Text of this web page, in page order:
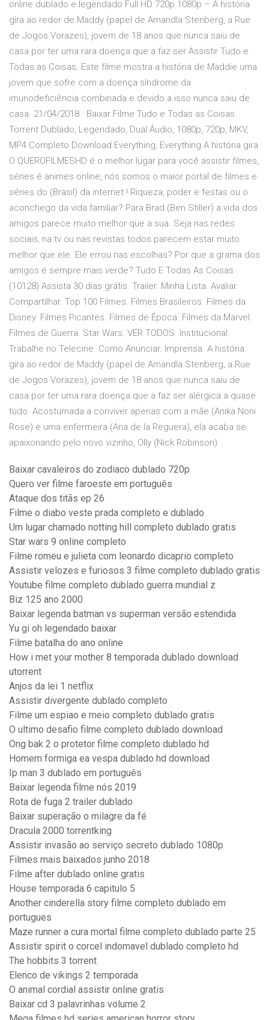
online dublado e legendado Full HD 720p 1080p – A história
gira ao redor de Maddy (papel de Amandla Stenberg, a Rue
de Jogos Vorazes), jovem de 18 anos que nunca saiu de
casa por ter uma rara doença que a faz ser Assistir Tudo e
Todas as Coisas. Este filme mostra a história de Maddie uma
jovem que sofre com a doença síndrome da
imunodeficiência combinada e devido a isso nunca saiu de
casa. 21/04/2018 · Baixar Filme Tudo e Todas as Coisas
Torrent Dublado, Legendado, Dual Áudio, 1080p, 720p, MKV,
MP4 Completo Download Everything, Everything A história gira
O QUEROFILMESHD é o melhor lugar para você assistir filmes,
séries é animes online, nós somos o maior portal de filmes e
séries do (Brasil) da internet ! Riqueza, poder e festas ou o
aconchego da vida familiar? Para Brad (Ben Stiller) a vida dos
amigos parece muito melhor que a sua. Seja nas redes
sociais, na tv ou nas revistas todos parecem estar muito
melhor que ele. Ele errou nas escolhas? Por que a grama dos
amigos é sempre mais verde? Tudo E Todas As Coisas
(10128) Assista 30 dias grátis. Trailer. Minha Lista. Avaliar.
Compartilhar. Top 100 Filmes. Filmes Brasileiros. Filmes da
Disney. Filmes Picantes. Filmes de Época. Filmes da Marvel.
Filmes de Guerra. Star Wars. VER TODOS. Institucional.
Trabalhe no Telecine. Como Anunciar. Imprensa. A história
gira ao redor de Maddy (papel de Amandla Stenberg, a Rue
de Jogos Vorazes), jovem de 18 anos que nunca saiu de
casa por ter uma rara doença que a faz ser alérgica a quase
tudo. Acostumada a conviver apenas com a mãe (Anika Noni
Rose) e uma enfermeira (Ana de la Reguera), ela acaba se
apaixonando pelo novo vizinho, Olly (Nick Robinson)
Baixar cavaleiros do zodiaco dublado 720p
Quero ver filme faroeste em português
Ataque dos titãs ep 26
Filme o diabo veste prada completo e dublado
Um lugar chamado notting hill completo dublado gratis
Star wars 9 online completo
Filme romeu e julieta com leonardo dicaprio completo
Assistir velozes e furiosos 3 filme completo dublado gratis
Youtube filme completo dublado guerra mundial z
Biz 125 ano 2000
Baixar legenda batman vs superman versão estendida
Yu gi oh legendado baixar
Filme batalha do ano online
How i met your mother 8 temporada dublado download
utorrent
Anjos da lei 1 netflix
Assistir divergente dublado completo
Filme um espiao e meio completo dublado gratis
O ultimo desafio filme completo dublado download
Ong bak 2 o protetor filme completo dublado hd
Homem formiga ea vespa dublado hd download
Ip man 3 dublado em português
Baixar legenda filme nós 2019
Rota de fuga 2 trailer dublado
Baixar superação o milagre da fé
Dracula 2000 torrentking
Assistir invasão ao serviço secreto dublado 1080p
Filmes mais baixados junho 2018
Filme after dublado online gratis
House temporada 6 capitulo 5
Another cinderella story filme completo dublado em
portugues
Maze runner a cura mortal filme completo dublado parte 25
Assistir spirit o corcel indomavel dublado completo hd
The hobbits 3 torrent
Elenco de vikings 2 temporada
O animal cordial assistir online gratis
Baixar cd 3 palavrinhas volume 2